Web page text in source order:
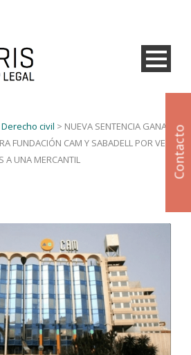
Derecho civil > NUEVA SENTENCIA GANADA
FUNDACIÓN CAM Y SABADELL POR VENDER
A UNA MERCANTIL
Contacto